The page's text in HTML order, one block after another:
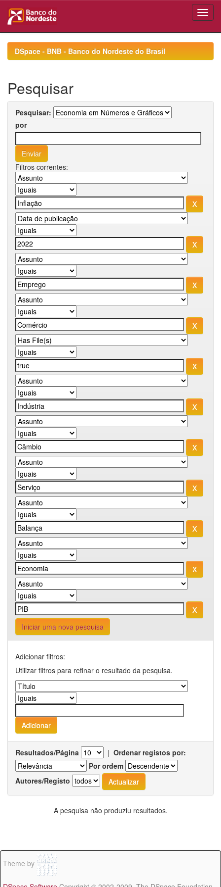
navigationDSpace - BNB - Banco do Nordeste do Brasil
Pesquisar
Pesquisar:
por
Filtros correntes:
Iniciar uma nova pesquisa
Adicionar filtros:
Utilizar filtros para refinar o resultado da pesquisa.
Resultados/Página | Ordenar registos por:
Por ordem
Autores/Registo
A pesquisa não produziu resultados.
Theme by